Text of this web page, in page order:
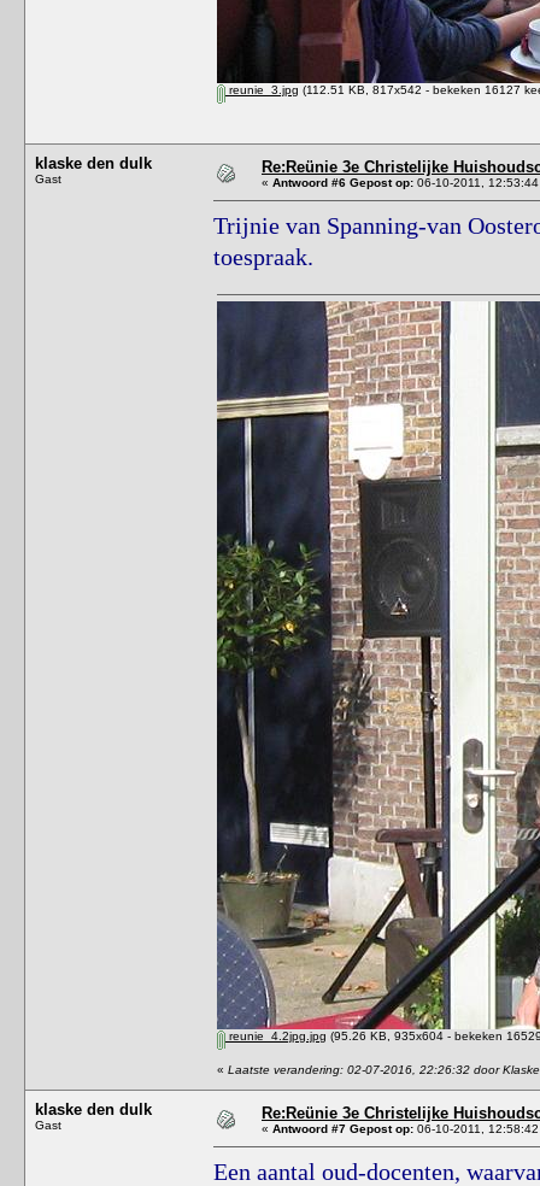
reunie_3.jpg (112.51 KB, 817x542 - bekeken 16127
klaske den dulk
Gast
Re:Reünie 3e Christelijke
« Antwoord #6 Gepost op: 06-10-2011,
Trijnie van Spanning-van
toespraak.
reunie_4.2jpg.jpg (95.26 KB, 935x604 - bekeken
« Laatste verandering: 02-07-2016, 22:26:32 door
klaske den dulk
Gast
Re:Reünie 3e Christelijke
« Antwoord #7 Gepost op: 06-10-2011,
Een aantal oud-docenten,